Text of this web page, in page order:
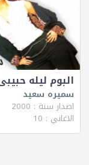
البوم ليله
سميره سعيد
اصدار سنة : 2000
الاغاني : 10